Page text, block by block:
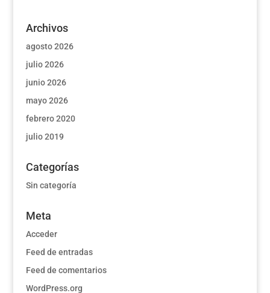
Archivos
agosto 2026
julio 2026
junio 2026
mayo 2026
febrero 2020
julio 2019
Categorías
Sin categoría
Meta
Acceder
Feed de entradas
Feed de comentarios
WordPress.org